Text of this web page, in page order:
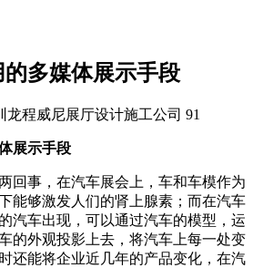
多媒体展示手段
龙程威尼展厅设计施工公司 91
展示手段
回事，在汽车展会上，车和车模作为
能够激发人们的肾上腺素；而在汽车
汽车出现，可以通过汽车的模型，运
的外观投影上去，将汽车上每一处变
还能将企业近几年的产品变化，在汽